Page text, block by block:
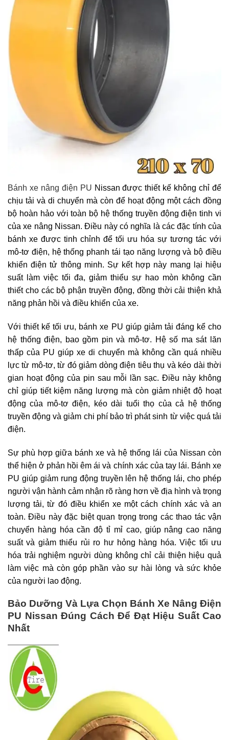
Bánh xe nâng điện PU Nissan được thiết kế không chỉ để
chịu tải và di chuyển mà còn để hoạt động một cách đồng
bộ hoàn hảo với toàn bộ hệ thống truyền động điện tinh vi
của xe nâng Nissan. Điều này có nghĩa là các đặc tính của
bánh xe được tinh chỉnh để tối ưu hóa sự tương tác với
mô-tơ điện, hệ thống phanh tái tạo năng lượng và bộ điều
khiển điện tử thông minh. Sự kết hợp này mang lại hiệu
suất làm việc tối đa, giảm thiểu sự hao mòn không cần
thiết cho các bộ phận truyền động, đồng thời cải thiện khả
năng phản hồi và điều khiển của xe.
Với thiết kế tối ưu, bánh xe PU giúp giảm tải đáng kể cho
hệ thống điện, bao gồm pin và mô-tơ. Hệ số ma sát lăn
thấp của PU giúp xe di chuyển mà không cần quá nhiều
lực từ mô-tơ, từ đó giảm dòng điện tiêu thụ và kéo dài thời
gian hoạt động của pin sau mỗi lần sạc. Điều này không
chỉ giúp tiết kiệm năng lượng mà còn giảm nhiệt độ hoạt
động của mô-tơ điện, kéo dài tuổi thọ của cả hệ thống
truyền động và giảm chi phí bảo trì phát sinh từ việc quá tải
điện.
Sự phù hợp giữa bánh xe và hệ thống lái của Nissan còn
thể hiện ở phản hồi êm ái và chính xác của tay lái. Bánh xe
PU giúp giảm rung động truyền lên hệ thống lái, cho phép
người vận hành cảm nhận rõ ràng hơn về địa hình và trọng
lượng tải, từ đó điều khiển xe một cách chính xác và an
toàn. Điều này đặc biệt quan trọng trong các thao tác vận
chuyển hàng hóa cần độ tỉ mỉ cao, giúp nâng cao năng
suất và giảm thiểu rủi ro hư hỏng hàng hóa. Việc tối ưu
hóa trải nghiệm người dùng không chỉ cải thiện hiệu quả
làm việc mà còn góp phần vào sự hài lòng và sức khỏe
của người lao động.
Bảo Dưỡng Và Lựa Chọn Bánh Xe Nâng Điện
PU Nissan Đúng Cách Để Đạt Hiệu Suất Cao
Nhất